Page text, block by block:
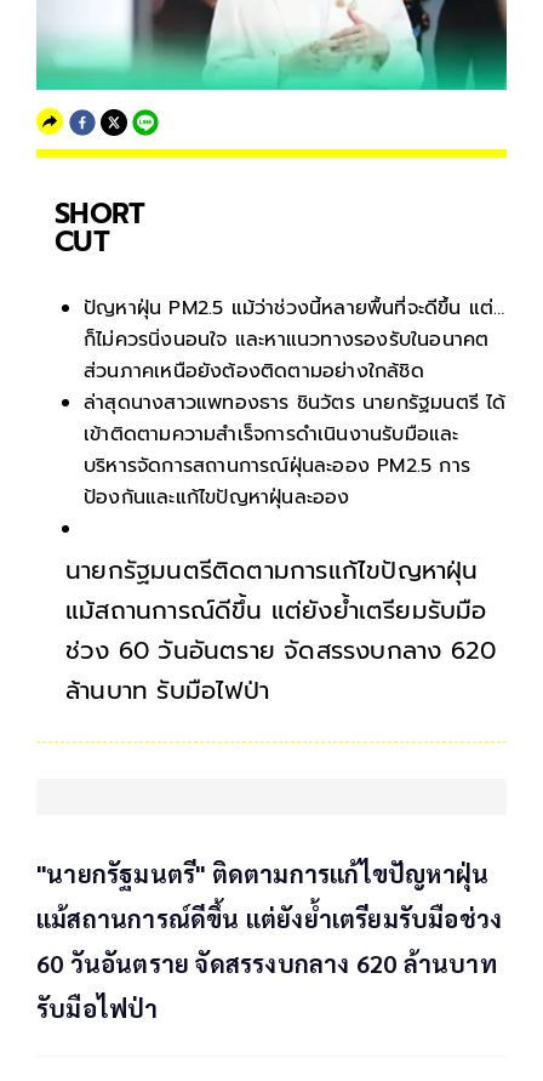
SHORT
CUT
ปัญหาฝุ่น PM2.5 แม้ว่าช่วงนี้หลายพื้นที่จะดีขึ้น แต่…
ก็ไม่ควรนิ่งนอนใจ และหาแนวทางรองรับในอนาคต
ส่วนภาคเหนือยังต้องติดตามอย่างใกล้ชิด
ล่าสุดนางสาวแพทองธาร ชินวัตร นายกรัฐมนตรี ได้
เข้าติดตามความสำเร็จการดำเนินงานรับมือและ
บริหารจัดการสถานการณ์ฝุ่นละออง PM2.5 การ
ป้องกันและแก้ไขปัญหาฝุ่นละออง
นายกรัฐมนตรีติดตามการแก้ไขปัญหาฝุ่น
แม้สถานการณ์ดีขึ้น แต่ยังย้ำเตรียมรับมือ
ช่วง 60 วันอันตราย จัดสรรงบกลาง 620
ล้านบาท รับมือไฟป่า
"นายกรัฐมนตรี" ติดตามการแก้ไขปัญหาฝุ่น
แม้สถานการณ์ดีขึ้น แต่ยังย้ำเตรียมรับมือช่วง
60 วันอันตราย จัดสรรงบกลาง 620 ล้านบาท
รับมือไฟป่า